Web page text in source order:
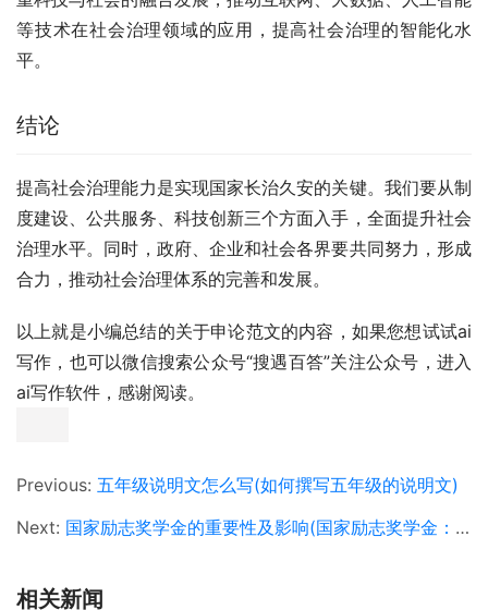
等技术在社会治理领域的应用，提高社会治理的智能化水
平。
结论
提高社会治理能力是实现国家长治久安的关键。我们要从制
度建设、公共服务、科技创新三个方面入手，全面提升社会
治理水平。同时，政府、企业和社会各界要共同努力，形成
合力，推动社会治理体系的完善和发展。
以上就是小编总结的关于申论范文的内容，如果您想试试ai
写作，也可以微信搜索公众号“搜遇百答”关注公众号，进入
ai写作软件，感谢阅读。
Previous: 五年级说明文怎么写(如何撰写五年级的说明文)
Next: 国家励志奖学金的重要性及影响(国家励志奖学金：鼓励优秀学子的荣誉与奖励)
相关新闻